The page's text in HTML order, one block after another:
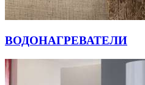
ВОДОНАГРЕВАТЕЛИ